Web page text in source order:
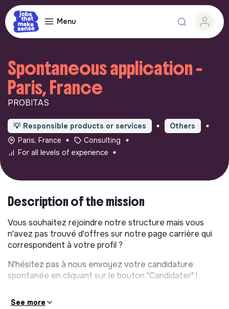
Menu
Spontaneous application -
Paris, France
PROBITAS
💡 Responsible products or services
Others
Paris, France
Consulting
For all levels of experience
Description of the mission
Vous souhaitez rejoindre notre structure mais vous
n'avez pas trouvé d'offres sur notre page carrière qui
correspondent à votre profil ?
N'hésitez pas à nous envoyez votre candidature
spontanée en cliquant sur le bouton "Candidater" !
See more